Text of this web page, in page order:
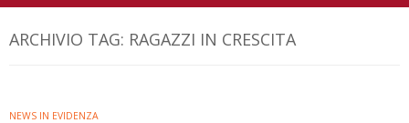
ARCHIVIO TAG: RAGAZZI IN CRESCITA
NEWS IN EVIDENZA